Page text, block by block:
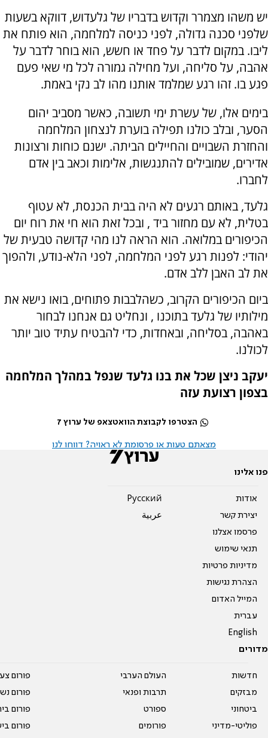
יש משהו מצמרר וקדוש בדבריו של גלעדוש, דווקא בשעות
שלפני סכנה גדולה, לפני כניסה למלחמה, הוא פותח את
ליבו. במקום לדבר על פחד או חשש, הוא בוחר לדבר על
אהבה, על סליחה, ועל מחילה גמורה לכל מי שאי פעם
פגע בו. זהו רגע שמלמד אותנו מהו לב נקי באמת.
בימים אלו, של עשרת ימי תשובה, כאשר מסביב יהום
הסער, ובלב כולנו תפילה בוערת לנצחון המלחמה
והחזרת השבויים והחיילים הביתה. ישנם כוחות ורצונות
אדירים, שמובילים להתנגשות, אלימות וכאב בין אדם
לחברו.
גלעד, באותם רגעים לא היה בבית הכנסת, לא עטוף
בטלית, לא עם מחזור ביד , ובכל זאת הוא חי את רוח יום
הכיפורים במלואה. הוא הראה לנו מהי קדושה טבעית של
יהודי: לפנות רגע לפני המלחמה, לפני הלא-נודע, ולהפוך
את לב האבן ללב אדם.
ביום הכיפורים הקרוב, כשהלבבות פתוחים, בואו נישא את
מילותיו של גלעד בתוכנו , ונחליט גם אנחנו לבחור
באהבה, בסליחה, ובאחדות, כדי להבטיח עתיד טוב יותר
לכולנו.
יעקב ניצן שכל את בנו גלעד שנפל במהלך המלחמה
בצפון רצועת עזה
הצטרפו לקבוצת הוואטצאפ של ערוץ 7
מצאתם טעות או פרסומת לא ראויה? דווחו לנו
פנו אלינו
אודות
יצירת קשר
פרסמו אצלנו
תנאי שימוש
מדיניות פרטיות
הצהרת נגישות
המייל האדום
עברית
English
Pусский
عربية
מדורים
חדשות
מבזקים
ביטחוני
פוליטי-מדיני
העולם הערבי
תרבות ופנאי
ספורט
פורומים
פורום
פורום
פורום
פורום